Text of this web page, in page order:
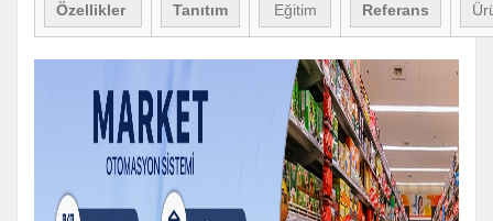
Özellikler
Tanıtım
Eğitim
Referans